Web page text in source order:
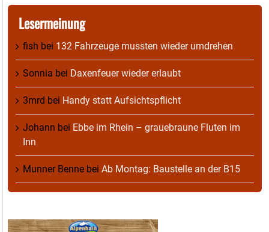
Lesermeinung
fish bei 132 Fahrzeuge mussten wieder umdrehen
Sonnia bei Daxenfeuer wieder erlaubt
3mrd bei Handy statt Aufsichtspflicht
Johann bei Ebbe im Rhein – grauebraune Fluten im
Inn
Munner Benne bei Ab Montag: Baustelle an der B15